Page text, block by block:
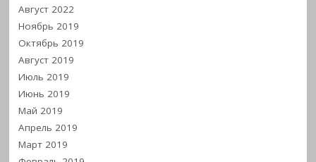
Август 2022
Ноябрь 2019
Октябрь 2019
Август 2019
Июль 2019
Июнь 2019
Май 2019
Апрель 2019
Март 2019